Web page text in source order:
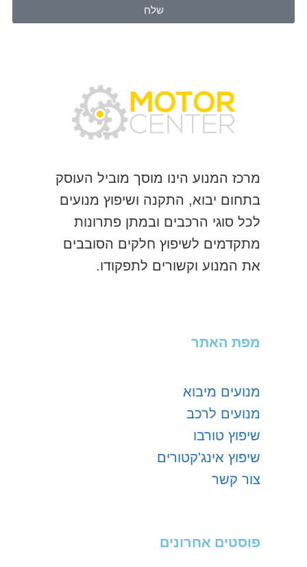
שלח
מרכז המנוע הינו מוסך מוביל העוסק
בתחום יבוא, התקנה ושיפוץ מנועים
לכל סוגי הרכבים ובמתן פתרונות
מתקדמים לשיפוץ חלקים הסובבים
את המנוע וקשורים לתפקודו.
מפת האתר
מנועים מיבוא
מנועים לרכב
שיפוץ טורבו
שיפוץ אינג'קטורים
צור קשר
פוסטים אחרונים